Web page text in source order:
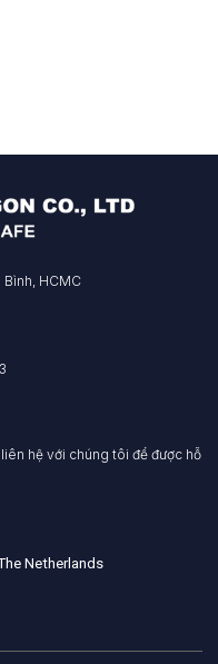
Bình, HCMC
hệ với chúng tôi để được hỗ
Netherlands